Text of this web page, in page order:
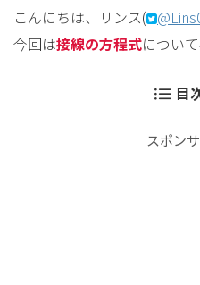
こんにちは、リンス(
今回は接線の方程式につい
目
スポン